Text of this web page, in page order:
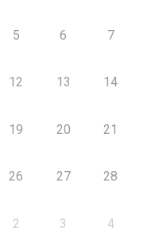
5 6 7
12 13 14
19 20 21
26 27 28
2 3 4